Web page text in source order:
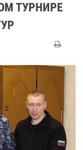
ТУРНИРЕ